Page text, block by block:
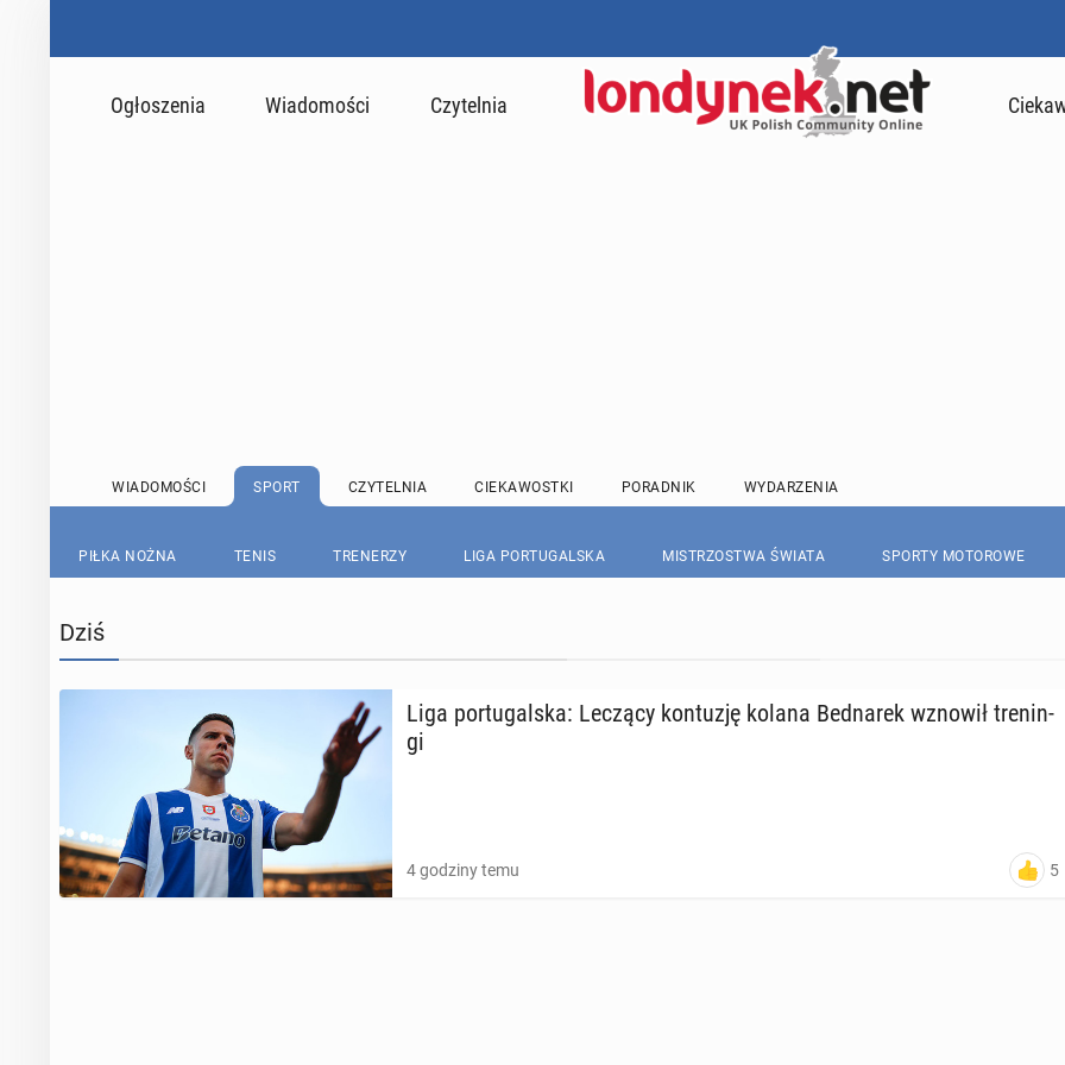
Ogłoszenia Wiadomości Czytelnia
WIADOMOŚCI SPORT CZYTELNIA CIEKAWOSTKI PORADNIK WYDARZENIA
PIŁKA NOŻNA TENIS TRENERZY LIGA PORTUGALSKA MISTRZOSTWA ŚWIATA SPORTY MOTOROWE
Dziś
Liga por­tu­gal­ska: Leczący kon­tu­zję kolana Bed­na­rek wznowił tre­nin­
gi
4 godziny temu 5